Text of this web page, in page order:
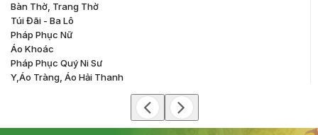
Bàn Thờ, Trang Thờ
Túi Đãi - Ba Lô
Pháp Phục Nữ
Áo Khoác
Pháp Phục Quý Ni Sư
Y,áo Tràng, Áo Hải Thanh